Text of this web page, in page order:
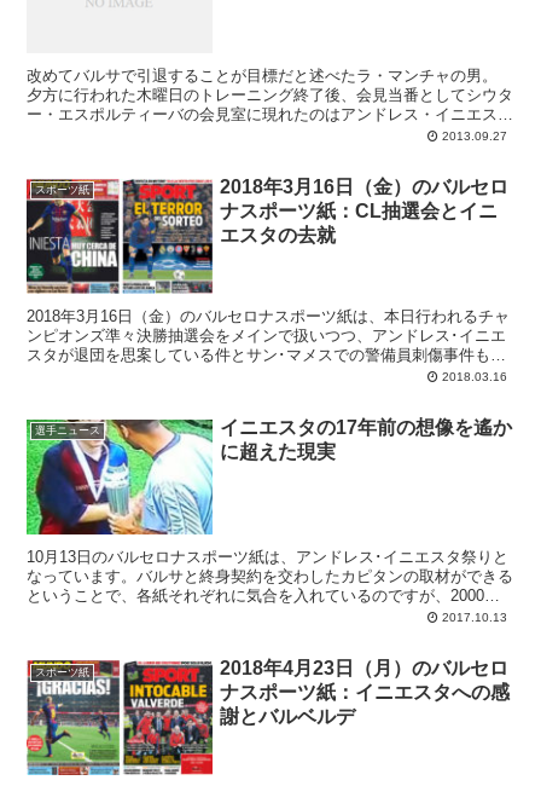
改めてバルサで引退することが目標だと述べたラ・マンチャの男。
夕方に行われた木曜日のトレーニング終了後、会見当番としてシウタ
ー・エスポルティーバの会見室に現れたのはアンドレス・イニエスタ
2013.09.27
スポーツ紙
2018年3月16日（金）のバルセロ
ナスポーツ紙：CL抽選会とイニ
エスタの去就
2018年3月16日（金）のバルセロナスポーツ紙は、本日行われるチャ
ンピオンズ準々決勝抽選会をメインで扱いつつ、アンドレス･イニエ
スタが退団を思案している件とサン･マメスでの警備員刺傷事件も大
2018.03.16
選手ニュース
イニエスタの17年前の想像を遙か
に超えた現実
10月13日のバルセロナスポーツ紙は、アンドレス･イニエスタ祭りと
なっています。バルサと終身契約を交わしたカピタンの取材ができる
ということで、各紙それぞれに気合を入れているのですが、2000年
にアンドレス少年に取材をした時のコメントを発掘したMDもその一
2017.10.13
スポーツ紙
2018年4月23日（月）のバルセロ
ナスポーツ紙：イニエスタへの感
謝とバルベルデ